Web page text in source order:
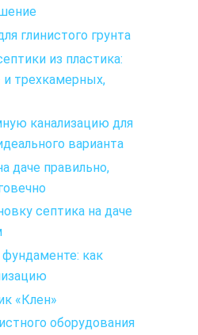
глинистого грунта
из пластика:
и трехкамерных,
канализацию для
варианта
даче правильно,
септика на даче
как
«Клен»
оборудования